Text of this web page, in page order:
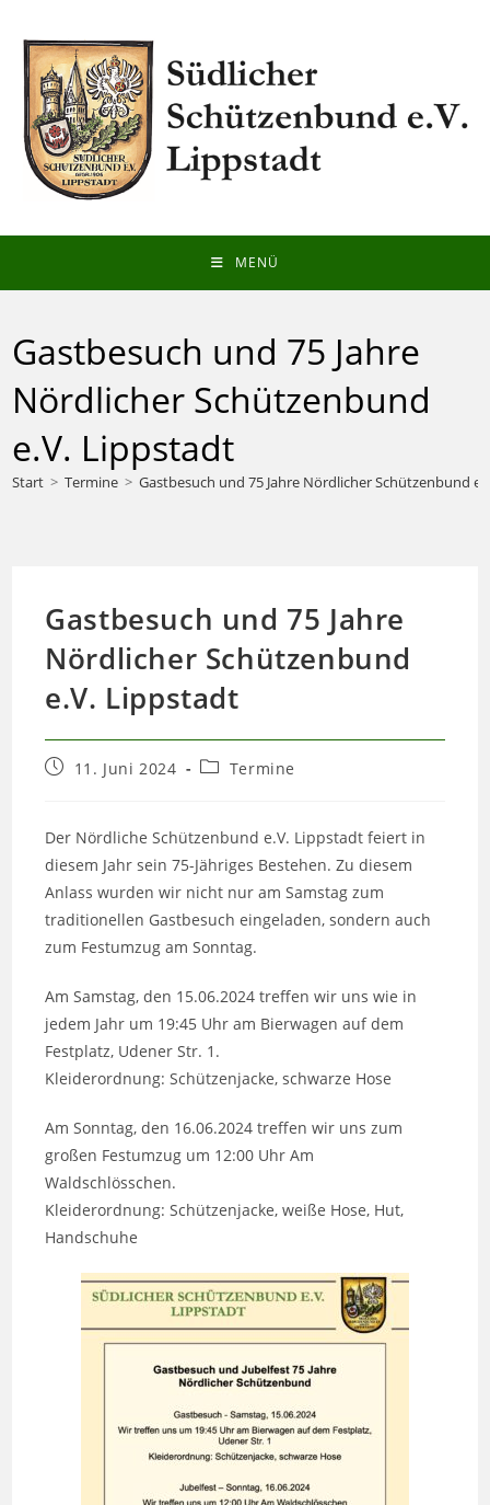
Inhalt
springen
MENÜ
Gastbesuch und 75 Jahre
Nördlicher Schützenbund
e.V. Lippstadt
Start > Termine > Gastbesuch und 75 Jahre Nördlicher Schützenbund
Gastbesuch und 75 Jahre
Nördlicher Schützenbund
e.V. Lippstadt
Beitrag11. Juni 2024
Beitrags-
Termine
Der Nördliche Schützenbund e.V. Lippstadt feiert in
diesem Jahr sein 75-Jähriges Bestehen. Zu diesem
Anlass wurden wir nicht nur am Samstag zum
traditionellen Gastbesuch eingeladen, sondern auch
zum Festumzug am Sonntag.
Am Samstag, den 15.06.2024 treffen wir uns wie in
jedem Jahr um 19:45 Uhr am Bierwagen auf dem
Festplatz, Udener Str. 1.
Kleiderordnung: Schützenjacke, schwarze Hose
Am Sonntag, den 16.06.2024 treffen wir uns zum
großen Festumzug um 12:00 Uhr Am
Waldschlösschen.
Kleiderordnung: Schützenjacke, weiße Hose, Hut,
Handschuhe